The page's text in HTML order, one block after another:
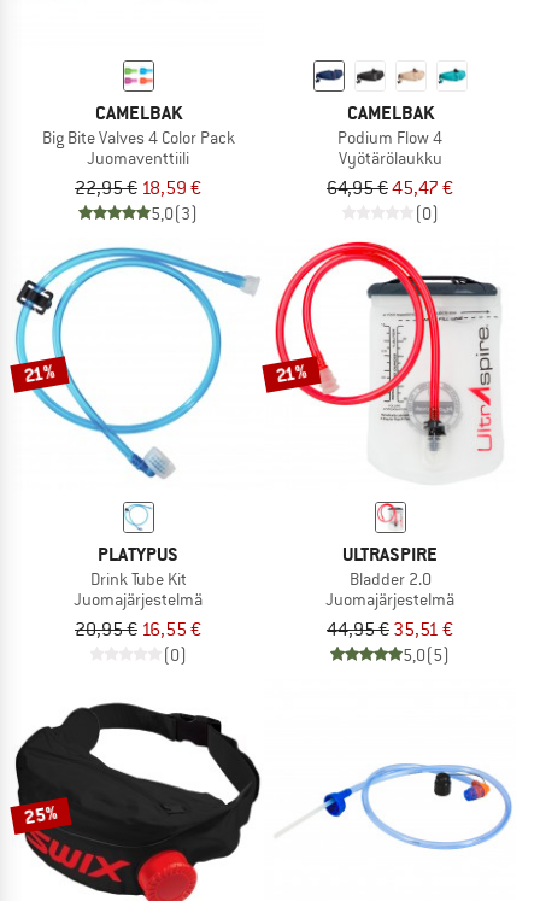
CAMELBAK
Big Bite Valves 4 Color Pack
Juomaventtiili
22,95 € 18,59 €
5,0(3)
CAMELBAK
Podium Flow 4
Vyötärölaukku
64,95 €45,47 €
(0)
21%
PLATYPUS
Drink Tube Kit
Juomajärjestelmä
20,95 € 16,55 €
(0)
21%
ULTRASPIRE
Bladder 2.0
Juomajärjestelmä
44,95 € 35,51 €
5,0(5)
25%